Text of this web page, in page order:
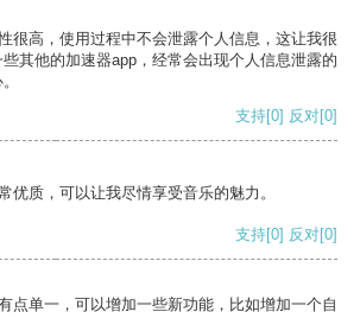
很高，使用过程中不会泄露个人信息，这让我很
其他的加速器app，经常会出现个人信息泄露的
支持[0] 反对[0]
优质，可以让我尽情享受音乐的魅力。
支持[0] 反对[0]
点单一，可以增加一些新功能，比如增加一个自